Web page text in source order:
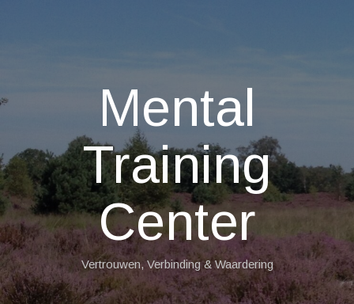
Mental
Training
Center
Vertrouwen, Verbinding & Waardering